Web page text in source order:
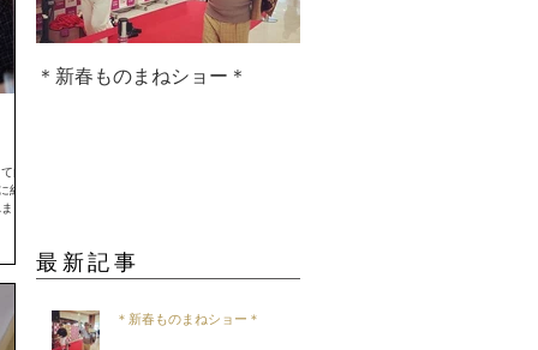
向か
茶
し
＊新春ものまねショー＊
最新記事
＊新春ものまねショー＊